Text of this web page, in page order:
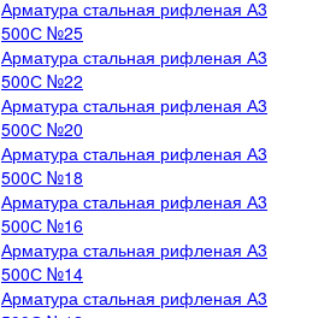
Арматура стальная рифленая А3
500С №25
Арматура стальная рифленая А3
500С №22
Арматура стальная рифленая А3
500С №20
Арматура стальная рифленая А3
500С №18
Арматура стальная рифленая А3
500С №16
Арматура стальная рифленая А3
500С №14
Арматура стальная рифленая А3